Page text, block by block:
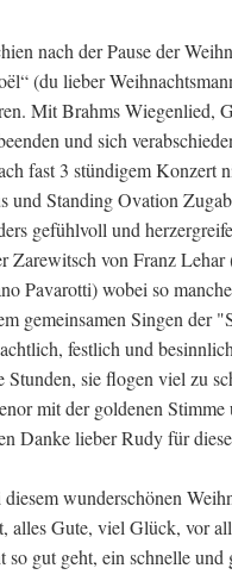
nach der Pause der
(du lieber
Mit Brahms Wiegenlied,
und sich
fast 3 stündigem Konzert
und Standing Ovation
gefühlvoll und
Zarewitsch von Franz
Pavarotti) wobei so
gemeinsamen Singen der
festlich und
sie flogen viel zu
mit der goldenen
Danke lieber Rudy für
wunderschönen
alles Gute, viel Glück, vor
so gut geht, ein schnelle und